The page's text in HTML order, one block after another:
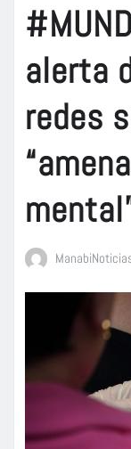
alerta
redes